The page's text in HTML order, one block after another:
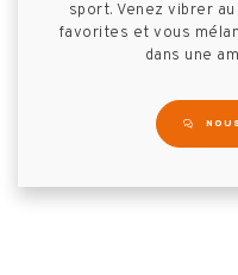
sport. Venez vibrer
favorites et vous
dans une